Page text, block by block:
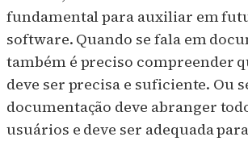
fundamental para auxiliar em
software. Quando se fala em
também é preciso compreender
deve ser precisa e suficiente. Ou
documentação deve abranger
usuários e deve ser adequada